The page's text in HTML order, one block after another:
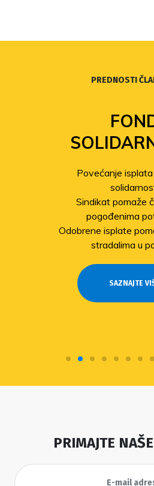
PREDNOSTI
Povećanje
Sindikat pomaže
pogođenima
Odobrene isplate
stradalima u
SAZNAJTE
PRIMAJTE